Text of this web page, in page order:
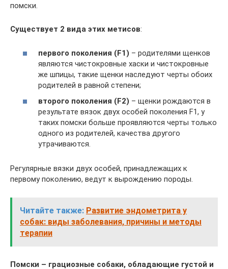
помски.
Существует 2 вида этих метисов:
первого поколения (F1) – родителями щенков
являются чистокровные хаски и чистокровные
же шпицы, такие щенки наследуют черты обоих
родителей в равной степени;
второго поколения (F2) – щенки рождаются в
результате вязок двух особей поколения F1, у
таких помски больше проявляются черты только
одного из родителей, качества другого
утрачиваются.
Регулярные вязки двух особей, принадлежащих к
первому поколению, ведут к вырождению породы.
Читайте также: Развитие эндометрита у
собак: виды заболевания, причины и методы
терапии
Помски – грациозные собаки, обладающие густой и